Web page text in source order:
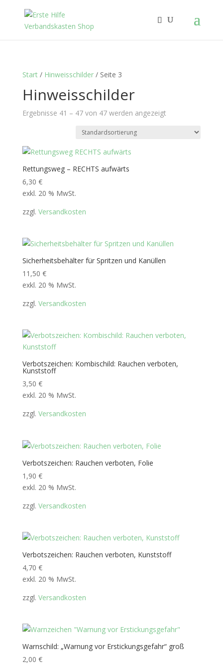
Start/ Hinweisschilder/ Seite 3
Hinweisschilder
Ergebnisse 41 – 47 von 47 werden angezeigt
Rettungsweg – RECHTS aufwärts
6,30 €
exkl. 20 % MwSt.
zzgl. Versandkosten
Sicherheitsbehälter für Spritzen und Kanüllen
11,50 €
exkl. 20 % MwSt.
zzgl. Versandkosten
Verbotszeichen: Kombischild: Rauchen verboten,
Kunststoff
3,50 €
exkl. 20 % MwSt.
zzgl. Versandkosten
Verbotszeichen: Rauchen verboten, Folie
1,90 €
exkl. 20 % MwSt.
zzgl. Versandkosten
Verbotszeichen: Rauchen verboten, Kunststoff
4,70 €
exkl. 20 % MwSt.
zzgl. Versandkosten
Warnschild: „Warnung vor Erstickungsgefahr“ groß
2,00 €